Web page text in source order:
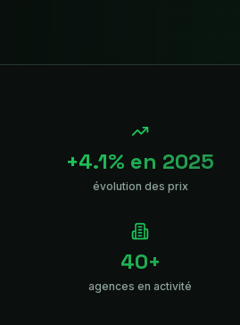
+4.1% en 2025
évolution des prix
40+
agences en activité